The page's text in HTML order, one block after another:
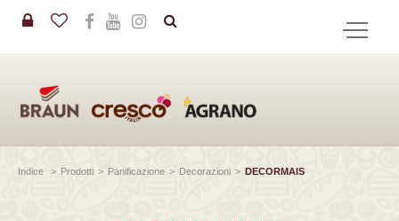
Indice > Prodotti > Panificazione > Decorazioni > DECORMAIS